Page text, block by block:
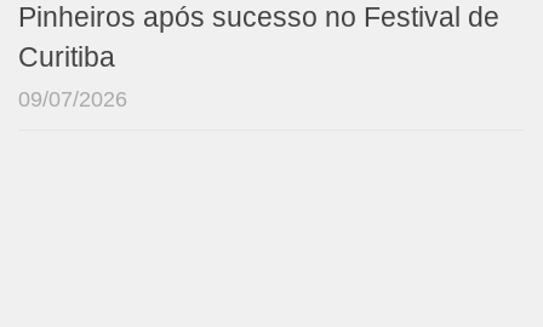
Pinheiros após sucesso no Festival de
Curitiba
09/07/2026